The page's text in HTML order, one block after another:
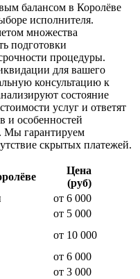
балансом в Королёве
исполнителя.
множества
подготовки
процедуры.
для вашего
консультацию к
состояние
услуг и ответят
и особенностей
Мы гарантируем
скрытых платежей.
Цена
(руб)
от 6 000
от 5 000
от 10 000
от 6 000
от 3 000